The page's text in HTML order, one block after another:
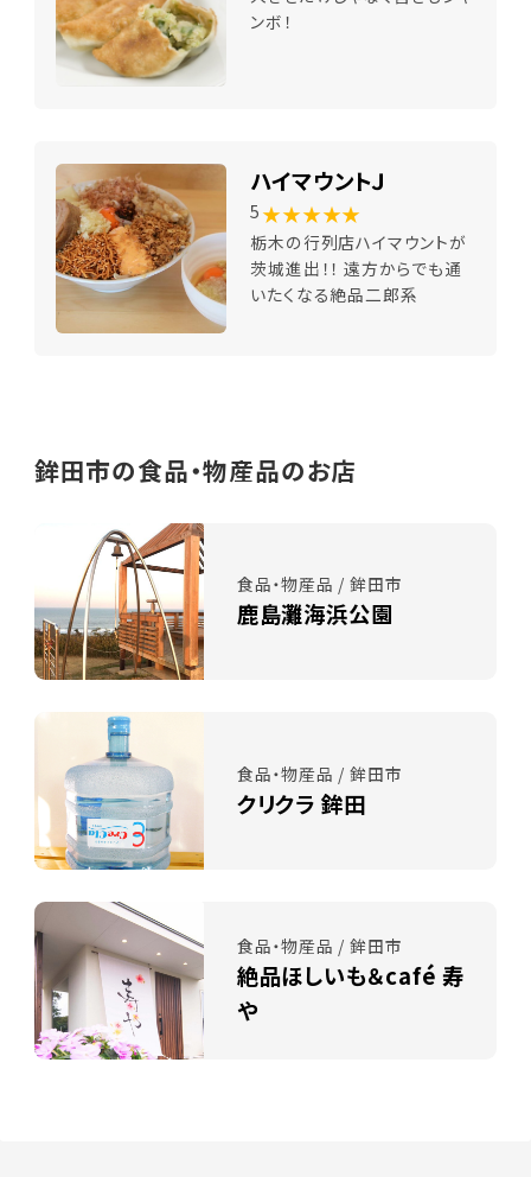
ンボ！
ハイマウントＪ
5 ★★★★★
栃木の行列店ハイマウントが
茨城進出！！ 遠方からでも通
いたくなる絶品二郎系
鉾田市の食品・物産品のお店
食品・物産品 / 鉾田市
鹿島灘海浜公園
食品・物産品 / 鉾田市
クリクラ 鉾田
食品・物産品 / 鉾田市
絶品ほしいも＆café 寿
や